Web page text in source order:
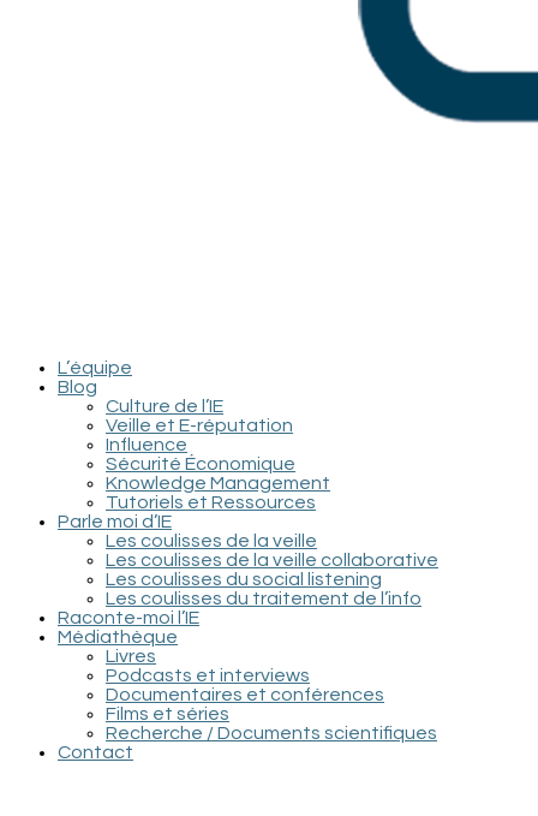
L’équipe
Blog
Culture de l’IE
Veille et E-réputation
Influence
Sécurité Économique
Knowledge Management
Tutoriels et Ressources
Parle moi d’IE
Les coulisses de la veille
Les coulisses de la veille collaborative
Les coulisses du social listening
Les coulisses du traitement de l’info
Raconte-moi l’IE
Médiathèque
Livres
Podcasts et interviews
Documentaires et conférences
Films et séries
Recherche / Documents scientifiques
Contact